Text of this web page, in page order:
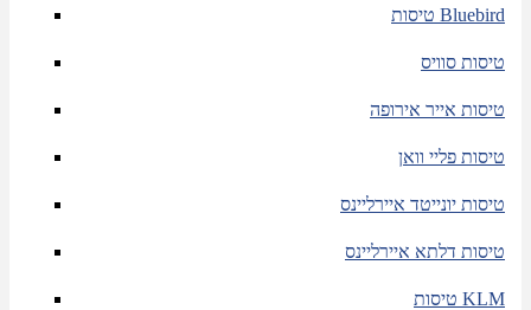
טיסות Bluebird
טיסות סוויס
טיסות אייר אירופה
טיסות פליי וואן
טיסות יונייטד איירליינס
טיסות דלתא איירליינס
טיסות KLM